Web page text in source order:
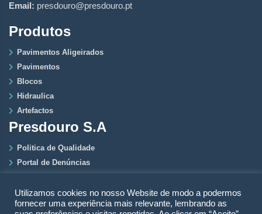
Utilizamos cookies no nosso Website de modo a podermos
fornecer uma experiência mais relevante, lembrando as
Email: presdouro@presdouro.pt
Produtos
Pavimentos Aligeirados
Pavimentos
Blocos
Hidraulica
Artefactos
Presdouro S.A
Politica de Qualidade
Portal de Denúncias
Politica de Privacidade
Quem Somos